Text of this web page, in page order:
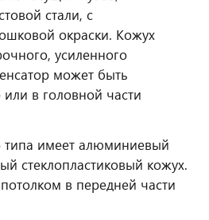
стали, с
окраски. Кожух
усиленного
может быть
в головной части
типа имеет алюминиевый
стеклопластиковый кожух.
в передней части